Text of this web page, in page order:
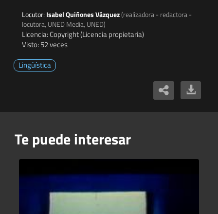
Locutor: Isabel Quiñones Vázquez(realizadora - redactora -
locutora, UNED Media, UNED)
Licencia: Copyright (Licencia propietaria)
Visto: 52 veces
Lingüística
Te puede interesar